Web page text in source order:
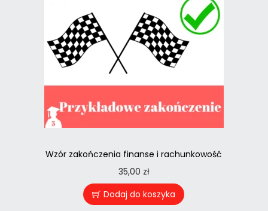
Wzór zakończenia finanse i rachunkowość
35,00 zł
Dodaj do koszyka